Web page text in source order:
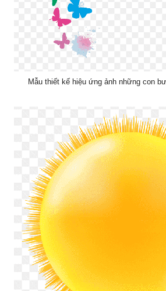
Mẫu thiết kế hiệu ứng ảnh những con